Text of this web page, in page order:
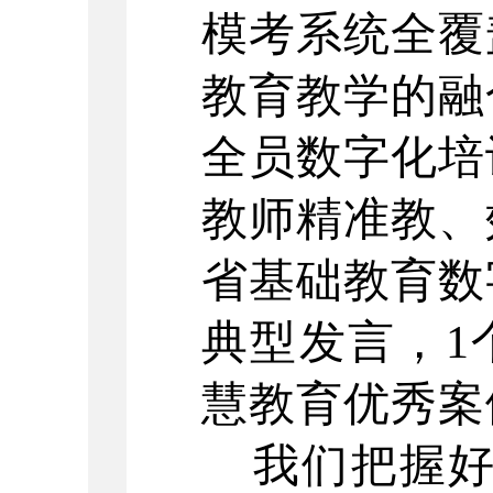
模考系统全
教育教学的
全员数字化
教师精准教
省基础教育
典型发言，1
慧教育优秀
我们把握